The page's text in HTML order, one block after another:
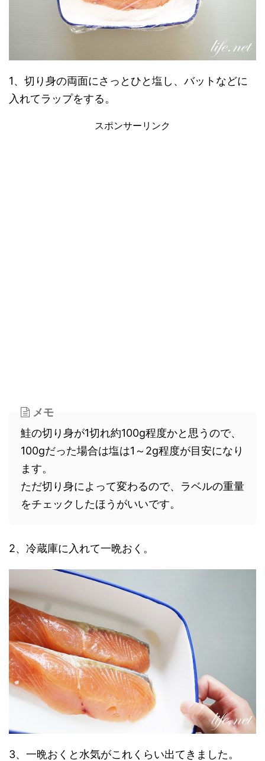
1、切り身の両面にさっとひと塩し、バットなどに
入れてラップをする。
スポンサーリンク
メモ
鮭の切り身が1切れ約100g程度かと思うので、
100gだった場合は塩は1～2g程度が目安になり
ます。
ただ切り身によって変わるので、ラベルの重量
をチェックしたほうがいいです。
2、冷蔵庫に入れて一晩おく。
3、一晩おくと水気がこれくらい出てきました。